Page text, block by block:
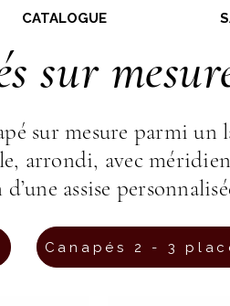
CATALOGUE
sur
sur mesure parmi
arrondi, avec
assise
Canapés 2 - 3